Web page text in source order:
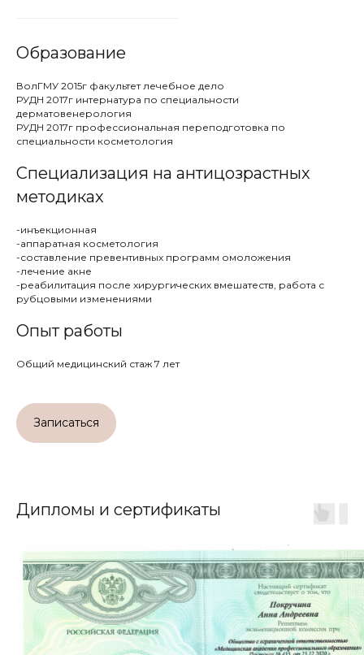
Образование
ВолГМУ 2015г факультет лечебное дело
РУДН 2017г интернатура по специальности
дерматовенерология
РУДН 2017г профессиональная переподготовка по
специальности косметология
Специализация на антицозрастных
методиках
-инъекционная
-аппаратная косметология
-составление превентивных программ омоложения
-лечение акне
-реабилитация после хирургических вмешатеств, работа с
рубцовыми изменениями
Опыт работы
Общий медицинский стаж 7 лет
Записаться
Дипломы и сертификаты
Акции